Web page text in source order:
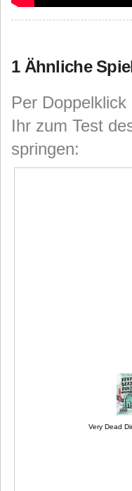
1 Ähnliche
Per
Ihr zum Test
springen:
Very Dead